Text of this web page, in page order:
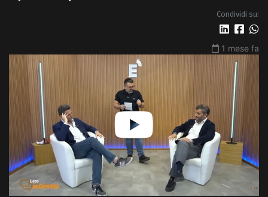
Condividi su:
1 mese fa